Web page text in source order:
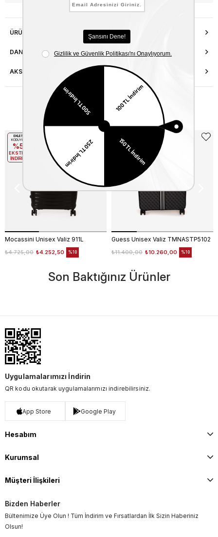
ÜRÜN ÖZELLIKLERI
DANIŞMA HATTI
AKSESUAR ONARIMI
Benzer Ürünler
Mocassini Unisex Valiz 911L
₺4.252,50
₺4.725,00 %10
EKLE5
KODUYLA
%5
EKSTRA
İNDİRİM
Guess Unisex Valiz TMNASTP5102
₺10.260,00
₺11.400,00 %10
KODUYLA
%5
EKSTRA
Son Baktığınız Ürünler
Uygulamalarımızı İndirin
QR kodu okutarak uygulamalarımızı indirebilirsiniz.
App Store Google Play
Hesabım
Kurumsal
Müşteri İlişkileri
Bizden Haberler
Bültenimize Üye Olun ! Tüm İndirim ve Fırsatlardan İlk Sizin Haberiniz
Olsun!